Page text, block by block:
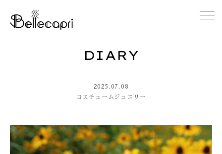
ABOUT
ACCESS
GALLERY
DIARY
2025.07.08
コスチュームジュエリー